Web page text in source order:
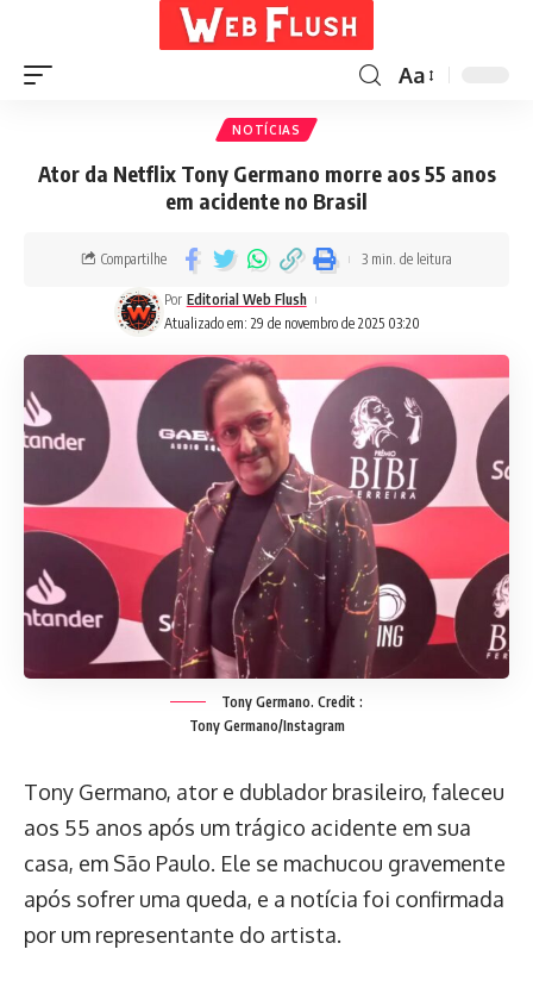
Aa
NOTÍCIAS
Ator da Netflix Tony Germano morre aos 55 anos
em acidente no Brasil
Atualizado em: 29 de novembro de 2025 03:20
Por Editorial Web Flush
Compartilhe 3 min. de leitura
Tony Germano. Credit :
Tony Germano/Instagram
Tony Germano, ator e dublador brasileiro, faleceu
aos 55 anos após um trágico acidente em sua
casa, em São Paulo. Ele se machucou gravemente
após sofrer uma queda, e a notícia foi confirmada
por um representante do artista.